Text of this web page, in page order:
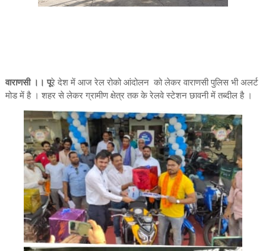
वाराणसी ।। पूरे देश में आज रेल रोको आंदोलन को लेकर वाराणसी पुलिस भी अलर्ट
मोड में है । शहर से लेकर ग्रामीण क्षेत्र तक के रेलवे स्टेशन छावनी में तब्दील है ।